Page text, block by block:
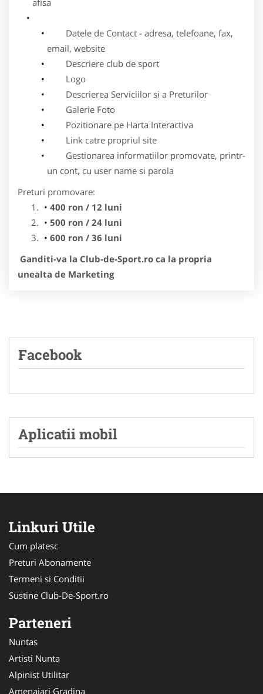
Datele de Contact - adresa, telefoane, fax,
email, website
Descriere club de sport
Logo
Descrierea Serviciilor si a Preturilor
Galerie Foto
Pozitionare pe Harta Interactiva
Link catre propriul site
Gestionarea informatiilor promovate, printr-
un cont, cu user name si parola
Preturi promovare:
400 ron / 12 luni
500 ron / 24 luni
600 ron / 36 luni
Ganditi-va la Club-de-Sport.ro ca la propria
unealta de Marketing
Facebook
Aplicatii mobil
Linkuri Utile
Cum platesc
Preturi Abonamente
Termeni si Conditii
Sustine Club-De-Sport.ro
Parteneri
Nuntas
Artisti Nunta
Alpinist Utilitar
Amenajari Gradina